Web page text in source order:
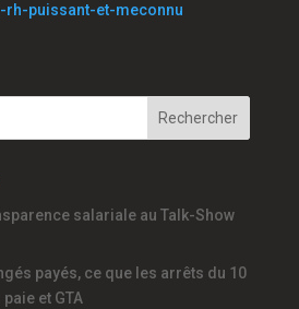
puissant-et-meconnu
salariale au Talk-Show
payés, ce que les arrêts du 10
et GTA